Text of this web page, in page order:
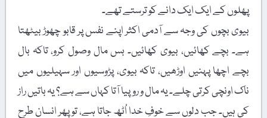
پھلوں کے ایک ایک دانے کو ترستے تھے۔
بیوی بچوں کی وجہ سے آدمی اکثر اپنے نفس پر قابو چھوڑ بیٹھتا
ہے۔ بچے کھائیں، بیوی کھائیں۔ بس مال وصول کرو، تاکہ بال
بچے اچھا پہنیں اوڑھیں، تاکہ بیوی، پڑوسیوں اور سہیلیوں میں
ناک اونچی کرتی چلے۔ یہ مال و روپیا آتا کہاں سے ہے؟ یہ باتیں راز
کی ہیں۔ جب دلوں سے خوفِ خدا اُٹھ جاتا ہے، تو پھر انسان طرح